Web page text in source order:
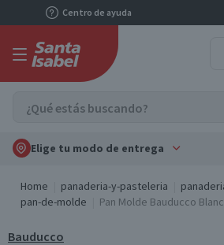
Centro de ayuda
Elige tu modo de entrega
Home panaderia-y-pasteleria
pan-de-molde
Pan Molde Bauducco
Bauducco